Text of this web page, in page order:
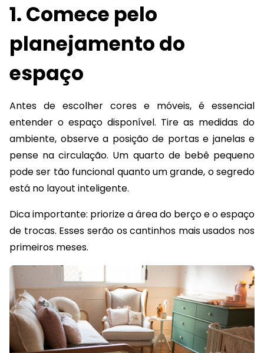
1. Comece pelo
planejamento do
espaço
Antes de escolher cores e móveis, é essencial
entender o espaço disponível. Tire as medidas do
ambiente, observe a posição de portas e janelas e
pense na circulação. Um quarto de bebê pequeno
pode ser tão funcional quanto um grande, o segredo
está no layout inteligente.
Dica importante: priorize a área do berço e o espaço
de trocas. Esses serão os cantinhos mais usados nos
primeiros meses.